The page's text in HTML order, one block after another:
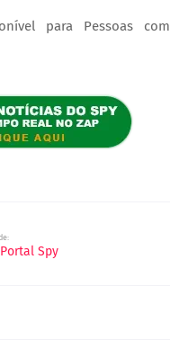
para Pessoas com